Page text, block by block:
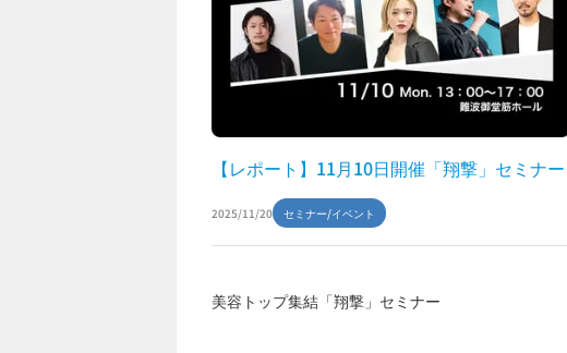
【レポート】11月10日開催「翔撃」セミナー
2025/11/20 セミナー/イベント
美容トップ集結「翔撃」セミナー